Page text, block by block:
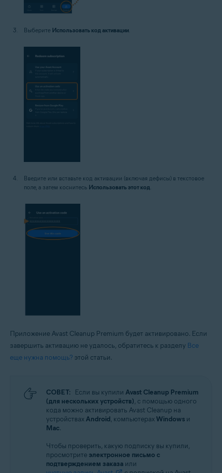
Выберите Использовать код активации.
Введите или вставьте код активации (включая дефисы) в текстовое
поле, а затем коснитесь Использовать этот код
Приложение Avast Cleanup Premium будет активировано. Если
завершить активацию не удалось, обратитесь к разделу Все
еще нужна помощь? этой статьи.
СОВЕТ: Если вы купили Avast Cleanup Premium
(для нескольких устройств), с помощью одного
кода можно активировать Avast Cleanup на
устройствахAndroid, компьютерахWindows и
Mac.
Чтобы проверить, какую подписку вы купили,
просмотрите электронное письмо с
подтверждением заказа или